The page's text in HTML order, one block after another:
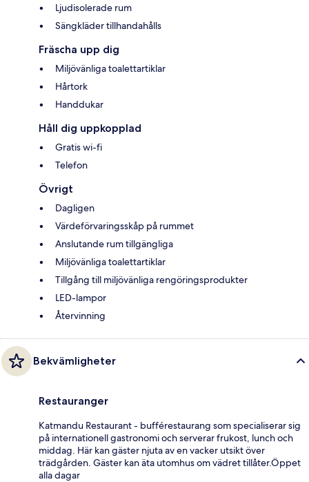
Ljudisolerade rum
Sängkläder tillhandahålls
Fräscha upp dig
Miljövänliga toalettartiklar
Hårtork
Handdukar
Håll dig uppkopplad
Gratis wi-fi
Telefon
Övrigt
Dagligen
Värdeförvaringsskåp på rummet
Anslutande rum tillgängliga
Miljövänliga toalettartiklar
Tillgång till miljövänliga rengöringsprodukter
LED-lampor
Återvinning
Bekvämligheter
Restauranger
Katmandu Restaurant - bufférestaurang som specialiserar sig
på internationell gastronomi och serverar frukost, lunch och
middag. Här kan gäster njuta av en vacker utsikt över
trädgården. Gäster kan äta utomhus om vädret tillåter.Öppet
alla dagar